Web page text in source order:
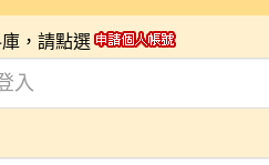
，請點選